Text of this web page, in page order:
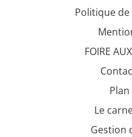
Politique
FOIRE
Le
Gestion